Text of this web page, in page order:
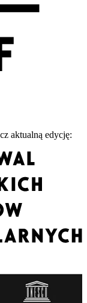
aktualną edycję: